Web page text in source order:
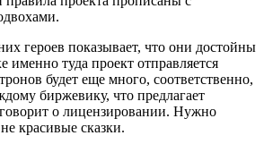
героев показывает, что они достойны
именно туда проект отправляется
будет еще много, соответственно,
биржевику, что предлагает
о лицензировании. Нужно
красивые сказки.